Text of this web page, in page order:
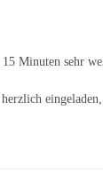
Minuten sehr